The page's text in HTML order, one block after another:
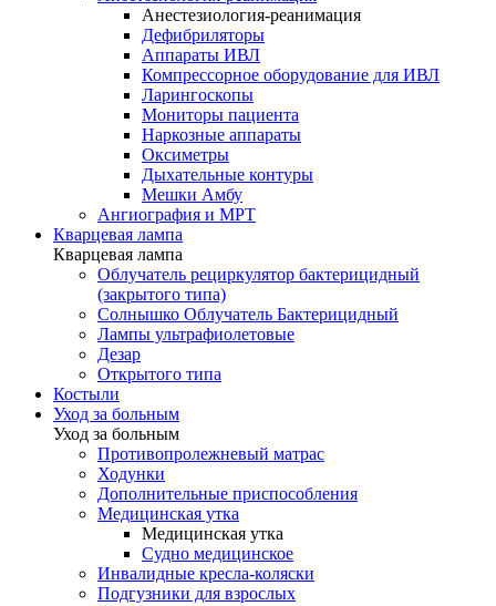
Анестезиология-реанимация
Дефибриляторы
Аппараты ИВЛ
Компрессорное оборудование для ИВЛ
Ларингоскопы
Мониторы пациента
Наркозные аппараты
Оксиметры
Дыхательные контуры
Мешки Амбу
Ангиография и МРТ
Кварцевая лампа
Кварцевая лампа
Облучатель рециркулятор бактерицидный
(закрытого типа)
Солнышко Облучатель Бактерицидный
Лампы ультрафиолетовые
Дезар
Открытого типа
Костыли
Уход за больным
Уход за больным
Противопролежневый матрас
Ходунки
Дополнительные приспособления
Медицинская утка
Медицинская утка
Судно медицинское
Инвалидные кресла-коляски
Подгузники для взрослых